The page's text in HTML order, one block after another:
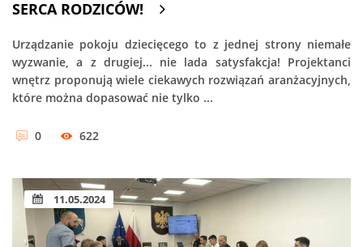
SERCA RODZICÓW!
Urządzanie pokoju dziecięcego to z jednej strony niemałe
wyzwanie, a z drugiej... nie lada satysfakcja! Projektanci
wnętrz proponują wiele ciekawych rozwiązań aranżacyjnych,
które można dopasować nie tylko ...
0 622
11.05.2024